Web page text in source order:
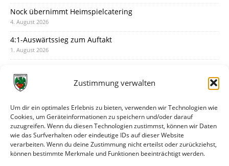
Zustimmung verwalten
Um dir ein optimales Erlebnis zu bieten, verwenden wir Technologien wie
Cookies, um Geräteinformationen zu speichern und/oder darauf
zuzugreifen. Wenn du diesen Technologien zustimmst, können wir Daten
wie das Surfverhalten oder eindeutige IDs auf dieser Website
verarbeiten. Wenn du deine Zustimmung nicht erteilst oder zurückziehst,
können bestimmte Merkmale und Funktionen beeinträchtigt werden.
Nock übernimmt Heimspielcatering
4. August 2026
4:1-Auswärtssieg zum Auftakt
1. August 2026
31. Juli 2026
30. Juli 2026
Deine Spielminute: 89+1
28. Juli 2026
Neuer Rückensponsor